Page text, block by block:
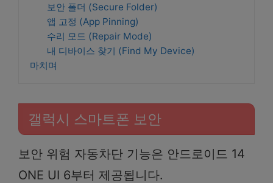
보안 폴더 (Secure Folder)
앱 고정 (App Pinning)
수리 모드 (Repair Mode)
내 디바이스 찾기 (Find My Device)
마치며
갤럭시 스마트폰 보안
보안 위험 자동차단 기능은 안드로이드 14
ONE UI 6부터 제공됩니다.